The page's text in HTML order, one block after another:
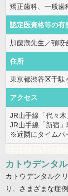
矯正歯科、一般歯
認定医資格等の有
加藤潮先生／顎
住所
東京都渋谷区千駄
アクセス
JR山手線「代々
JR山手線「新宿
※近隣にタイムパ
カトウデンタ
カトウデンタルク
り、さまざまな症